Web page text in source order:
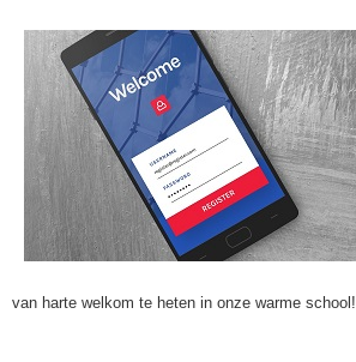
van harte welkom te heten in onze warme school!